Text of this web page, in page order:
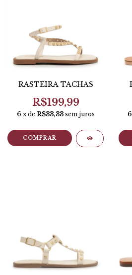
RASTEIRA TACHAS
R$199,99
6 x de R$33,33 sem juros
COMPRAR
6